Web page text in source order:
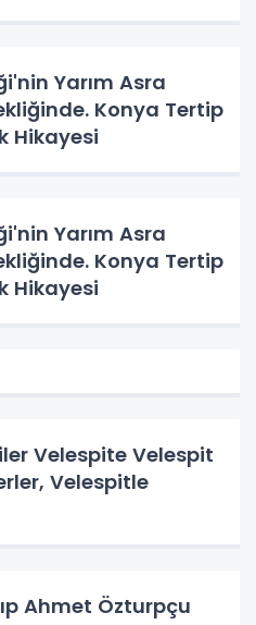
Yarım Asra
Konya Tertip
Hikayesi
Yarım Asra
Konya Tertip
Hikayesi
Velespite Velespit
Velespitle
Ahmet Özturpçu